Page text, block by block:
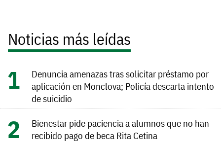
Noticias más leídas
Denuncia amenazas tras solicitar préstamo por
aplicación en Monclova; Policía descarta intento
de suicidio
Bienestar pide paciencia a alumnos que no han
recibido pago de beca Rita Cetina